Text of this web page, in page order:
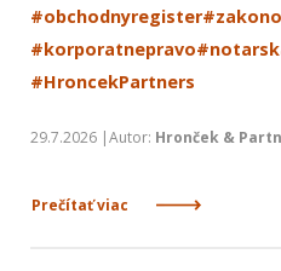
#obchodnyregister
#korporatnepravo
#HroncekPartners
29.7.2026 |Autor: Hronček &
Prečítať viac